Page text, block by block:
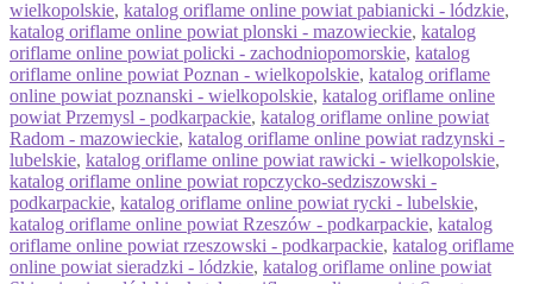
wielkopolskie, katalog oriflame online powiat pabianicki - lódzkie,
katalog oriflame online powiat plonski - mazowieckie, katalog
oriflame online powiat policki - zachodniopomorskie, katalog
oriflame online powiat Poznan - wielkopolskie, katalog oriflame
online powiat poznanski - wielkopolskie, katalog oriflame online
powiat Przemysl - podkarpackie, katalog oriflame online powiat
Radom - mazowieckie, katalog oriflame online powiat radzynski -
lubelskie, katalog oriflame online powiat rawicki - wielkopolskie,
katalog oriflame online powiat ropczycko-sedziszowski -
podkarpackie, katalog oriflame online powiat rycki - lubelskie,
katalog oriflame online powiat Rzeszów - podkarpackie, katalog
oriflame online powiat rzeszowski - podkarpackie, katalog oriflame
online powiat sieradzki - lódzkie, katalog oriflame online powiat